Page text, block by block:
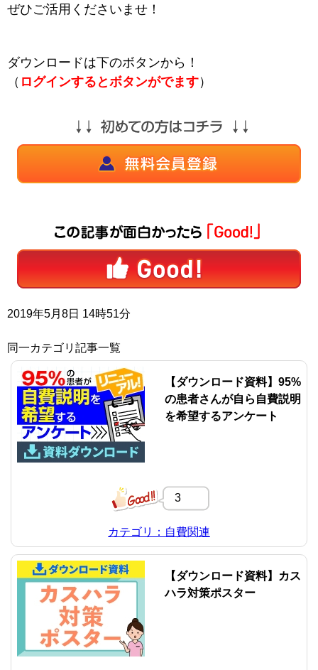
ぜひご活用くださいませ！
ダウンロードは下のボタンから！
（ ログインするとボタンがでます）
2019年5月8日 14時51分
同一カテゴリ記事一覧
【ダウンロード資料】95%
の患者さんが自ら自費説明
を希望するアンケート
3
カテゴリ：自費関連
【ダウンロード資料】カス
ハラ対策ポスター